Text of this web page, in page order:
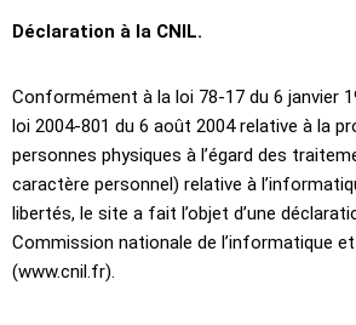
Déclaration à la CNIL.
Conformément à la loi 78-17 du 6 janvier
loi 2004-801 du 6 août 2004 relative à la
personnes physiques à l’égard des
caractère personnel) relative à
libertés, le site a fait l’objet d’une
Commission nationale de l’informatique
(www.cnil.fr).